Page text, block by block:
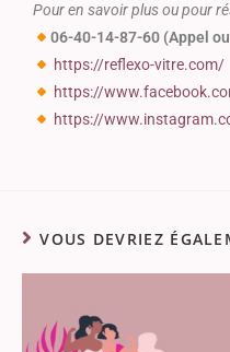
Pour en savoir plus ou pour
06-40-14-87-60 (Appel
https://reflexo-vitre.com/
https://
https://
VOUS DEVRIEZ